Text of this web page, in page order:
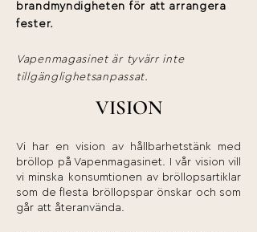
brandmyndigheten för att arrangera
fester.
Vapenmagasinet är tyvärr inte
tillgänglighetsanpassat.
VISION
Vi har en vision av hållbarhetstänk med
bröllop på Vapenmagasinet. I vår vision vill
vi minska konsumtionen av bröllopsartiklar
som de flesta bröllopspar önskar och som
går att återanvända.